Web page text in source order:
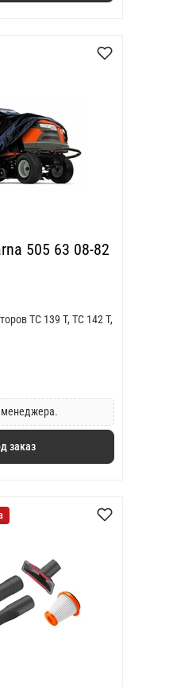
505 63 08-82
TC 139 T, TC 142 T,
менеджера.
заказ